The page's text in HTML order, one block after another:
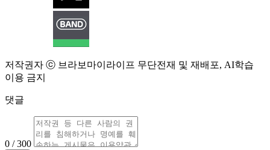
저작권자 ⓒ 브라보마이라이프 무단전재 및 재배포, AI학습
이용 금지
댓글
0 / 300